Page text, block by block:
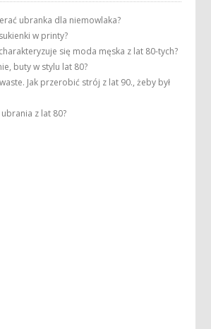
ubranka dla niemowlaka?
w printy?
się moda męska z lat 80-tych?
buty w stylu lat 80?
Jak przerobić strój z lat 90., żeby był
z lat 80?